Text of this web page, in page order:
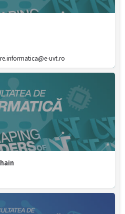
uvt.ro